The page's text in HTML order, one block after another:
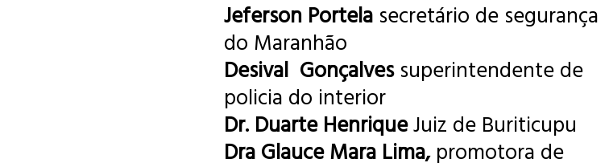
Jeferson Portela secretário de segurança
do Maranhão
Desival Gonçalvessuperintendente de
policia do interior
Dr. Duarte HenriqueJuiz de Buriticupu
Dra Glauce Mara Lima,promotora de